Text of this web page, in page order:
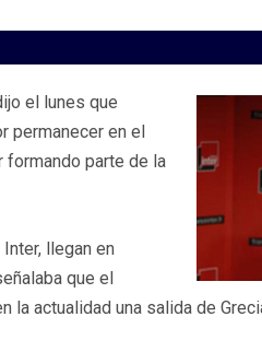
el lunes que
permanecer en el
parte de la
llegan en
que el
la actualidad una salida de